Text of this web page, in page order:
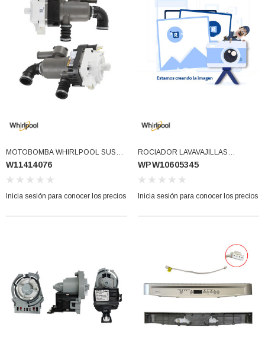
3366877-JAS Sust
AH388034,
precios
BALERO 6006 ORIG SELLO NEOPRENO
360130 W10239909 228C2007P001 (3934469)
3934469
Inicia sesión para conocer los precios
MOTOBOMBA WHIRLPOOL SUST
W11122133 (W11414076)
W11414076
Inicia sesión para conocer los precios
ROCIADOR LAVAVAJILLAS
(WPW10605345)
WPW10605345
Inicia sesión para conocer los precios